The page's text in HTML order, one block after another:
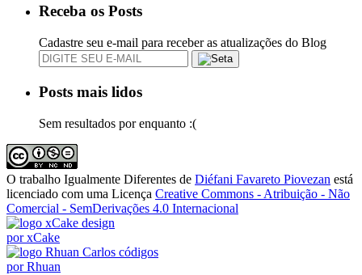
Receba os Posts
Cadastre seu e-mail para receber as atualizações do Blog
Posts mais lidos
Sem resultados por enquanto :(
O trabalho Igualmente Diferentes de Diéfani Favareto Piovezan está
licenciado com uma Licença Creative Commons - Atribuição - Não
Comercial - SemDerivações 4.0 Internacional
design
por xCake
códigos
por Rhuan